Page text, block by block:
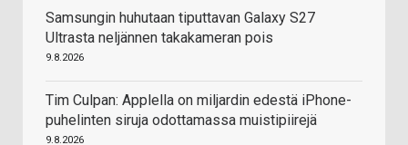
Samsungin huhutaan tiputtavan Galaxy S27
Ultrasta neljännen takakameran pois
9.8.2026
Tim Culpan: Applella on miljardin edestä iPhone-
puhelinten siruja odottamassa muistipiirejä
9.8.2026